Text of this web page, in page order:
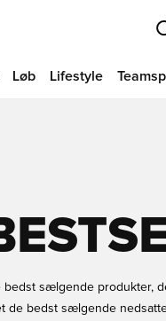
Løb Lifestyle
bedst sælgende produkter,
de bedst sælgende